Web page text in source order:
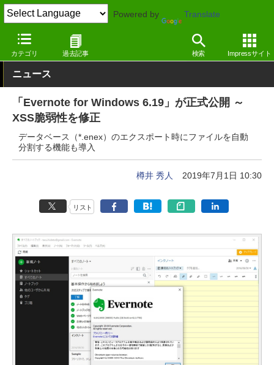
Powered by Translate
カテゴリ 過去記事 検索 Impressサイト
窓の杜 セキュリティ
ニュース
「Evernote for Windows 6.19」が正式公開 ～
XSS脆弱性を修正
データベース（*.enex）のエクスポート時にファイルを自動
分割する機能も導入
樽井 秀人 2019年7月1日 10:30
リスト